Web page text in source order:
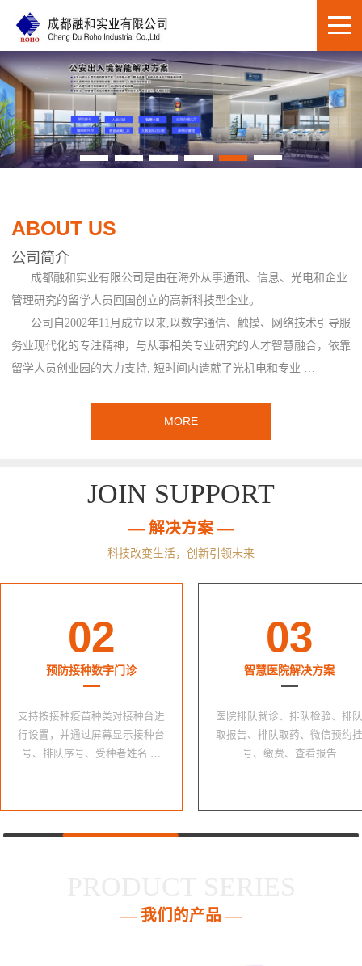
ABOUT US
公司简介
成都融和实业有限公司是由在海外从事通讯、信息、光电和企业
管理研究的留学人员回国创立的高新科技型企业。
公司自2002年11月成立以来,以数字通信、触摸、网络技术引导服
务业现代化的专注精神，与从事相关专业研究的人才智慧融合，依靠
留学人员创业园的大力支持, 短时间内造就了光机电和专业 …
MORE
JOIN SUPPORT
— 解决方案 —
科技改变生活，创新引领未来
02
预防接种数字门诊
支持按接种疫苗种类对接种台进
行设置，并通过屏幕显示接种台
号、排队序号、受种者姓名 …
03
智慧医院解决方案
医院排队就诊、排队检验、排队
取报告、排队取药、微信预约挂
号、缴费、查看报告
— 我们的产品 —